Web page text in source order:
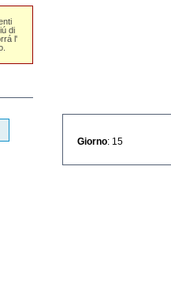
di
l'
Giorno : 15